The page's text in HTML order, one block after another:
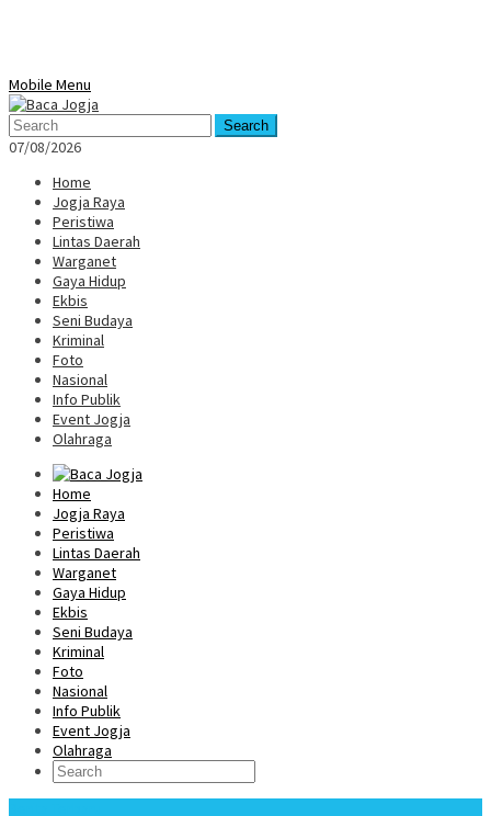
Mobile Menu
Search
07/08/2026
Home
Jogja Raya
Peristiwa
Lintas Daerah
Warganet
Gaya Hidup
Ekbis
Seni Budaya
Kriminal
Foto
Nasional
Info Publik
Event Jogja
Olahraga
Home
Jogja Raya
Peristiwa
Lintas Daerah
Warganet
Gaya Hidup
Ekbis
Seni Budaya
Kriminal
Foto
Nasional
Info Publik
Event Jogja
Olahraga